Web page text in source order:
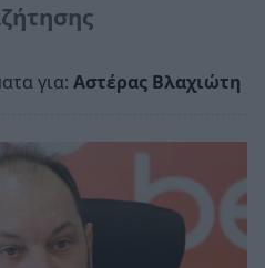
για: Αστέρας Βλαχιώτη